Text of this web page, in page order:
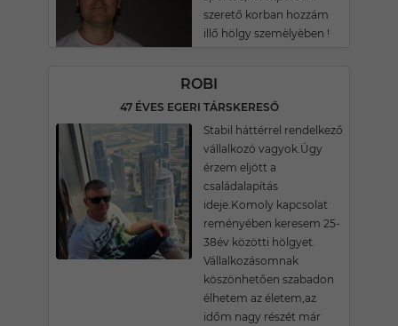
szerető korban hozzám
illő hölgy szemèlyèben !
ROBI
47 ÉVES EGERI TÁRSKERESŐ
Stabil háttérrel rendelkező
vállalkozó vagyok.Úgy
érzem eljött a
családalapítás
ideje.Komoly kapcsolat
reményében keresem 25-
38év közötti hölgyet.
Vállalkozásomnak
köszönhetően szabadon
élhetem az életem,az
időm nagy részét már